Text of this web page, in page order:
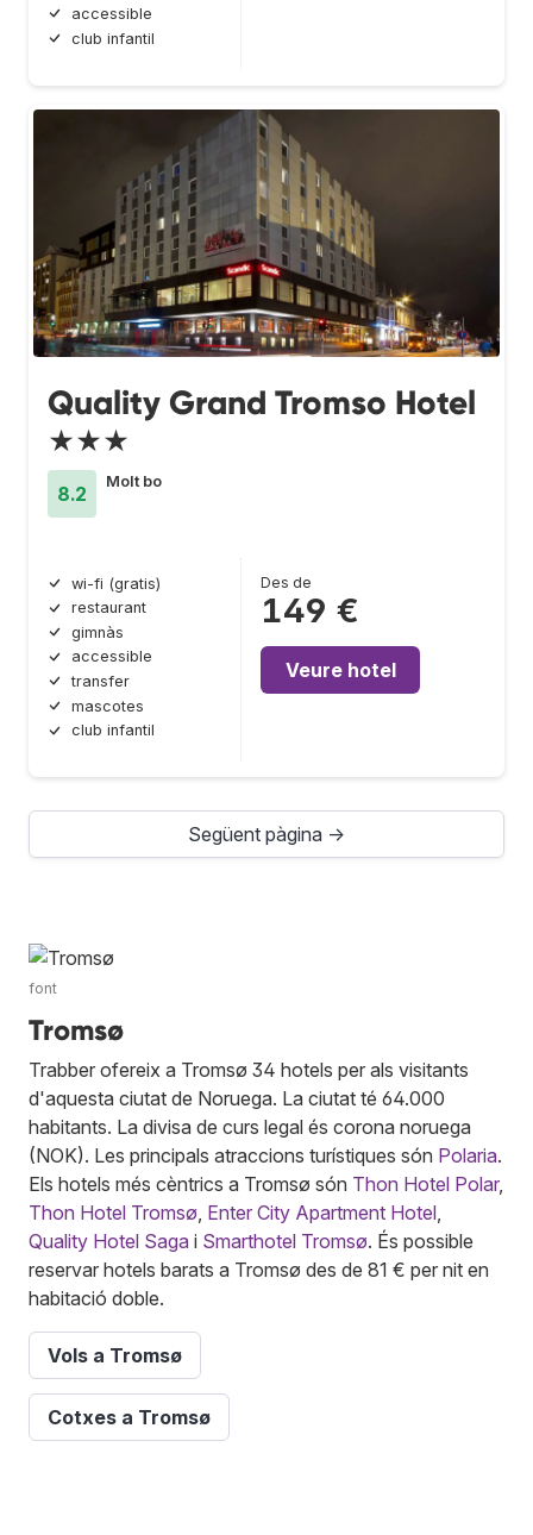
accessible
club infantil
Quality Grand Tromso Hotel
★★★
8.2
Molt bo
wi-fi (gratis)
restaurant
gimnàs
accessible
transfer
mascotes
club infantil
Des de
149 €
Veure hotel
Següent pàgina →
font
Tromsø
Trabber ofereix a Tromsø 34 hotels per als visitants
d'aquesta ciutat de Noruega. La ciutat té 64.000
habitants. La divisa de curs legal és corona noruega
(NOK). Les principals atraccions turístiques són Polaria.
Els hotels més cèntrics a Tromsø són Thon Hotel Polar,
Thon Hotel Tromsø, Enter City Apartment Hotel,
Quality Hotel Saga i Smarthotel Tromsø. És possible
reservar hotels barats a Tromsø des de 81 € per nit en
habitació doble.
Vols a Tromsø
Cotxes a Tromsø